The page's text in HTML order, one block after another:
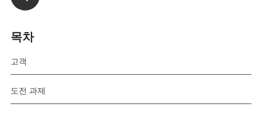
목차
고객
도전 과제